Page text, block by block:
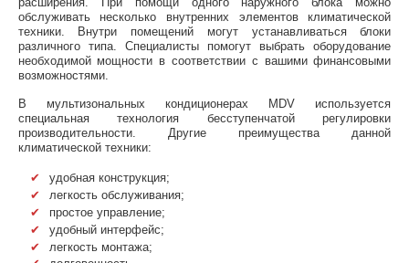
обслуживать несколько внутренних элементов климатической
техники. Внутри помещений могут устанавливаться блоки
различного типа. Специалисты помогут выбрать оборудование
необходимой мощности в соответствии с вашими финансовыми
возможностями.
В мультизональных кондиционерах MDV используется
специальная технология бесступенчатой регулировки
производительности. Другие преимущества данной
климатической техники:
удобная конструкция;
легкость обслуживания;
простое управление;
удобный интерфейс;
легкость монтажа;